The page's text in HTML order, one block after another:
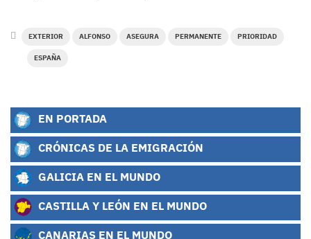
EXTERIOR ALFONSO ASEGURA PERMANENTE PRIORIDAD
ESPAÑA
EN PORTADA
CRÓNICAS DE LA EMIGRACIÓN
GALICIA EN EL MUNDO
CASTILLA Y LEÓN EN EL MUNDO
CANARIAS EN EL MUNDO